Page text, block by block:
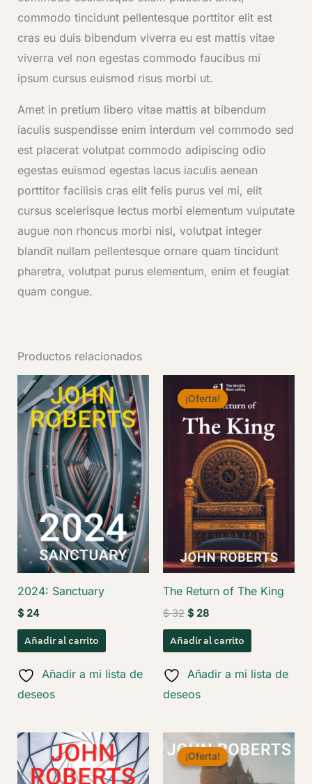
commodo tincidunt pellentesque porttitor elit est
cras eu duis bibendum viverra eu est mattis vitae
viverra vel non egestas commodo faucibus mi
ipsum cursus euismod risus morbi ut.
Amet in pretium libero vitae mattis at bibendum
iaculis suspendisse enim interdum vel commodo sed
est placerat volutpat commodo adipiscing odio
egestas euismod egestas lacus iaculis aenean
porttitor facilisis cras elit felis purus vel mi, elit
cursus scelerisque lectus morbi elementum vulputate
augue non rhoncus morbi nisl, volutpat integer
blandit nullam pellentesque ornare quam tincidunt
pharetra, volutpat purus elementum, enim et feugiat
quam congue.
Productos relacionados
2024: Sanctuary
$24
Añadir al carrito
Añadir a mi lista de
deseos
¡Oferta!
¡Oferta!
The Return of The King
$32 El
original
era:
$ 28El
actual
es:
Añadir al carrito
Añadir a mi lista de
deseos
¡Oferta!
¡Oferta!